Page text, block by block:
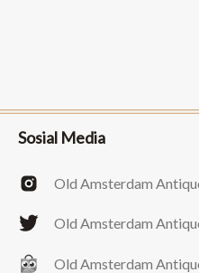
Sosial Media
Old Amsterdam
Old Amsterdam
Old Amsterdam